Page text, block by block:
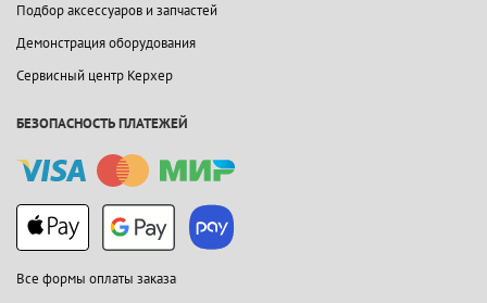
Подбор аксессуаров и запчастей
Демонстрация оборудования
Сервисный центр Керхер
БЕЗОПАСНОСТЬ ПЛАТЕЖЕЙ
Все формы оплаты заказа